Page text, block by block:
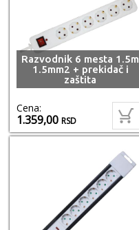
Razvodnik 6 mesta 1.5m
1.5mm2 + prekidač i
zaštita
Cena:
1.359,00RSD